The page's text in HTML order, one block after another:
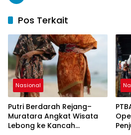
Pos Terkait
Nasional
Putri Berdarah Rejang–
Muratara Angkat Wisata
Lebong ke Kancah